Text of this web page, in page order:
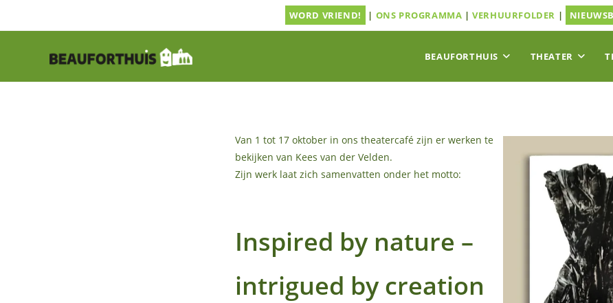
WORD VRIEND! | ONS PROGRAMMA |VERHUURFOLDER |
BEAUFORTHUIS THEATER
Van 1 tot 17 oktober in ons theatercafé zijn er werken te
bekijken van Kees van der Velden.
Zijn werk laat zich samenvatten onder het motto:
Inspired by nature –
intrigued by creation